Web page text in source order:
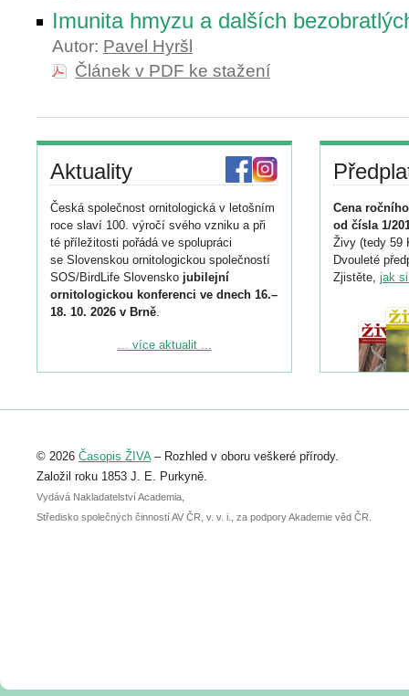
Imunita hmyzu a dalších
Autor: Pavel Hyršl
Článek v PDF ke stažení
Aktuality
Česká společnost ornitologická v letošním
roce slaví 100. výročí svého vzniku a při
té příležitosti pořádá ve spolupráci
se Slovenskou ornitologickou společností
SOS/BirdLife Slovensko jubilejní
ornitologickou konferenci ve dnech 16.–
18. 10. 2026 v Brně.
Podrobnější informace ke konferenci
Registrovat se můžete do 6. září.
abstraktu přihlášené přednášky nebo
posteru je už 30. června.
... více aktualit ...
Cena
od čísla 1/
Živy (tedy 59
Dvouleté
Zjistěte, jak
© 2026 Časopis ŽIVA– Rozhled v oboru veškeré přírody.
Založil roku 1853 J. E. Purkyně.
Vydává Nakladatelství Academia,
Středisko společných činností AV ČR, v. v. i., za podpory Akademie věd ČR.